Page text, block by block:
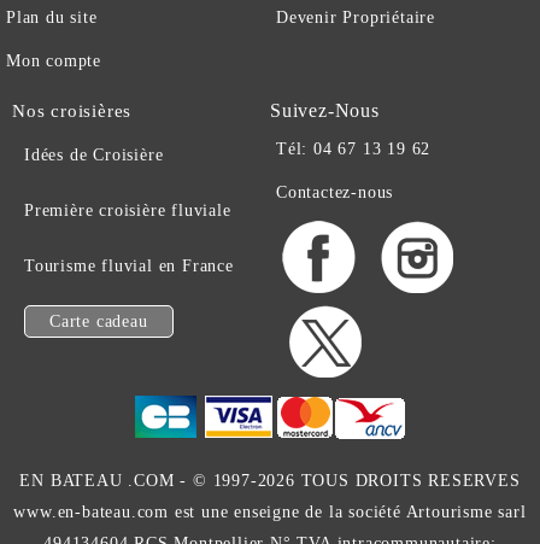
Plan du site
Mon compte
Devenir Propriétaire
Nos croisières
Idées de Croisière
Première croisière fluviale
Tourisme fluvial en France
Carte cadeau
Suivez-Nous
Tél: 04 67 13 19 62
Contactez-nous
EN BATEAU .COM - © 1997-2026 TOUS DROITS RESERVES
www.en-bateau.com est une enseigne de la société Artourisme sarl